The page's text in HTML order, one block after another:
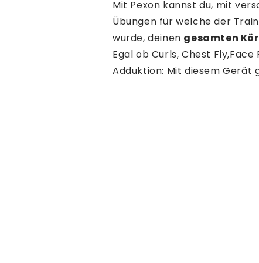
Mit Pexon kannst du, mit
Übungen für welche der
wurde, deinen gesamten
Egal ob Curls, Chest Fly,Face
Adduktion: Mit diesem Gerät